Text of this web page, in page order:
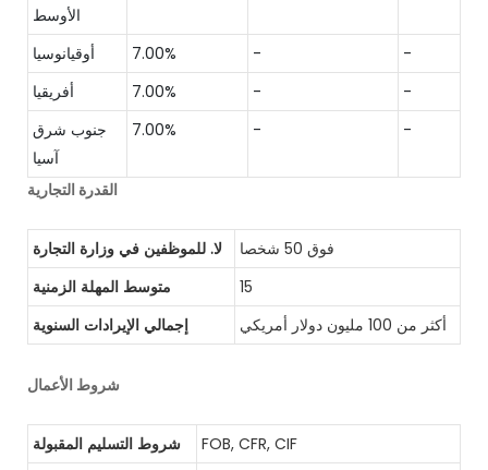
الأوسط
أوقيانوسيا 7.00% -
-
أفريقيا
7.00% -
-
جنوب شرق
آسيا
7.00% - -
القدرة التجارية
لا. للموظفين في وزارة التجارة
فوق 50 شخصا
متوسط ​​المهلة الزمنية
15
إجمالي الإيرادات السنوية
أكثر من 100 مليون دولار أمريكي
شروط الأعمال
شروط التسليم المقبولة
FOB, CFR, CIF